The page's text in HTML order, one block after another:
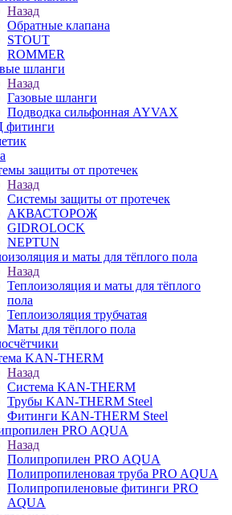
Назад
Обратные клапана
STOUT
ROMMER
шланги
Назад
Газовые шланги
Подводка сильфонная AYVAX
защиты от протечек
Назад
Системы защиты от протечек
АКВАСТОРОЖ
GIDROLOCK
NEPTUN
и маты для тёплого пола
Назад
Теплоизоляция и маты для тёплого
пола
Теплоизоляция трубчатая
Маты для тёплого пола
KAN-THERM
Назад
Система KAN-THERM
Трубы KAN-THERM Steel
Фитинги KAN-THERM Steel
PRO AQUA
Назад
Полипропилен PRO AQUA
Полипропиленовая труба PRO AQUA
Полипропиленовые фитинги PRO
AQUA